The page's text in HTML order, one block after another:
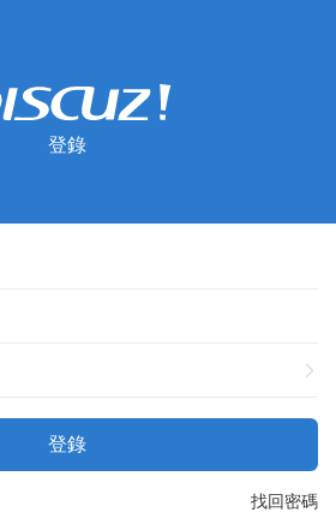
登錄
登錄
找回密碼